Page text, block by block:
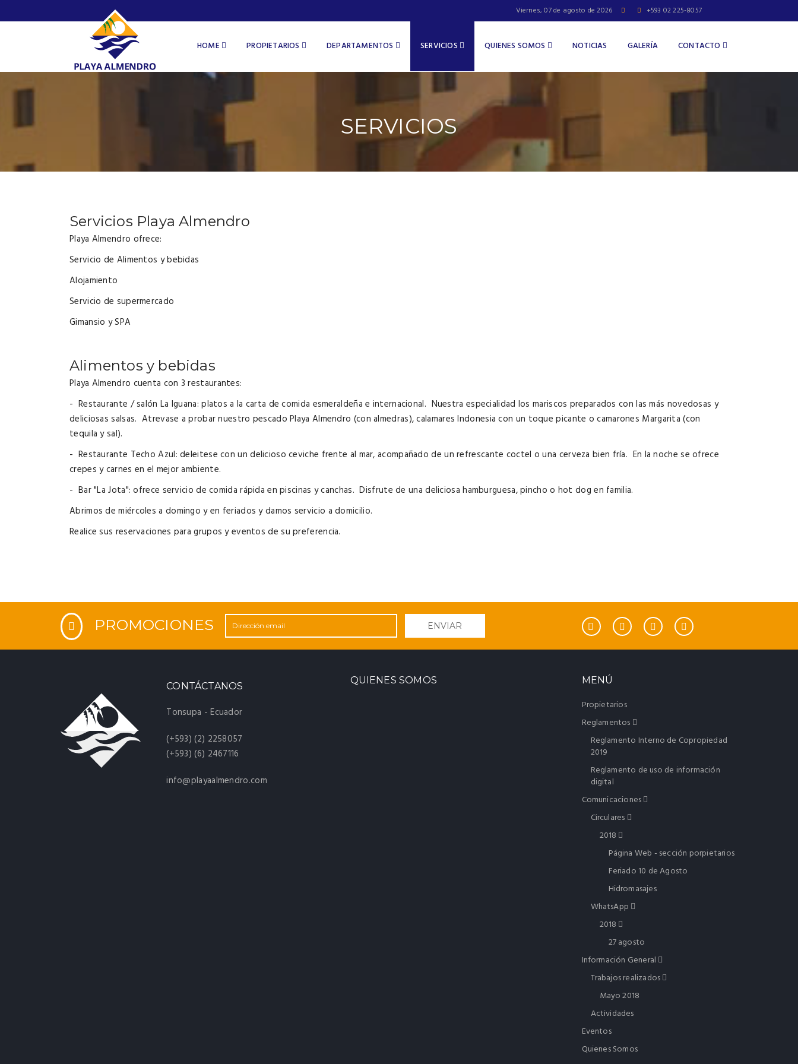
Viernes, 07 de agosto de 2026 +593 02 225-8057
HOME PROPIETARIOS DEPARTAMENTOS SERVICIOS QUIENES SOMOS NOTICIAS GALERÍA CONTACTO
SERVICIOS
Servicios Playa Almendro
Playa Almendro ofrece:
Servicio de Alimentos y bebidas
Alojamiento
Servicio de supermercado
Gimansio y SPA
Alimentos y bebidas
Playa Almendro cuenta con 3 restaurantes:
- Restaurante / salón La Iguana: platos a la carta de comida esmeraldeña e internacional. Nuestra especialidad los mariscos preparados con las más novedosas y
deliciosas salsas. Atrevase a probar nuestro pescado Playa Almendro (con almedras), calamares Indonesia con un toque picante o camarones Margarita (con
tequila y sal).
- Restaurante Techo Azul: deleitese con un delicioso ceviche frente al mar, acompañado de un refrescante coctel o una cerveza bien fría. En la noche se ofrece
crepes y carnes en el mejor ambiente.
- Bar "La Jota": ofrece servicio de comida rápida en piscinas y canchas. Disfrute de una deliciosa hamburguesa, pincho o hot dog en familia.
Abrimos de miércoles a domingo y en feriados y damos servicio a domicilio.
Realice sus reservaciones para grupos y eventos de su preferencia.
PROMOCIONES ENVIAR
CONTÁCTANOS
Tonsupa - Ecuador
(+593) (2) 2258057
(+593) (6) 2467116
info@playaalmendro.com
QUIENES SOMOS MENÚ
Propietarios
Reglamentos
Reglamento Interno de Copropiedad
2019
Reglamento de uso de información
digital
Comunicaciones
Circulares
2018
Página Web - sección porpietarios
Feriado 10 de Agosto
Hidromasajes
WhatsApp
2018
27 agosto
Información General
Trabajos realizados
Mayo 2018
Actividades
Eventos
Quienes Somos